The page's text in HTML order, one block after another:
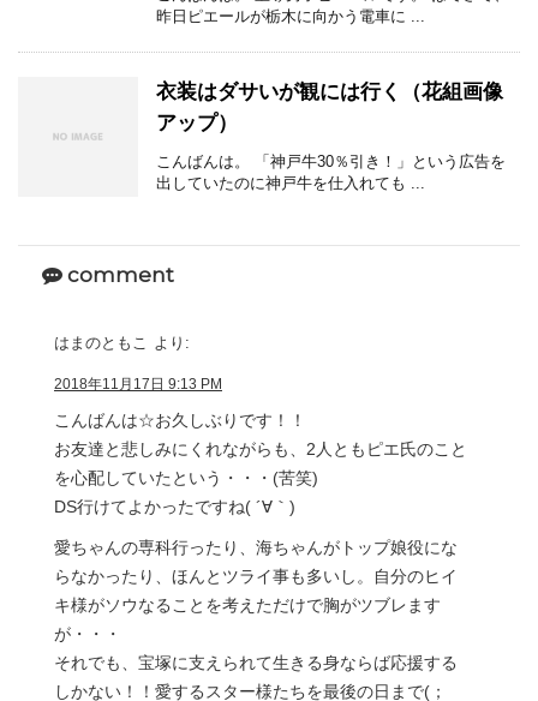
昨日ピエールが栃木に向かう電車に ...
衣装はダサいが観には行く（花組画像
アップ）
こんばんは。 「神戸牛30％引き！」という広告を
出していたのに神戸牛を仕入れても ...
comment
はまのともこ より:
2018年11月17日 9:13 PM
こんばんは☆お久しぶりです！！
お友達と悲しみにくれながらも、2人ともピエ氏のこと
を心配していたという・・・(苦笑)
DS行けてよかったですね( ´∀｀)
愛ちゃんの専科行ったり、海ちゃんがトップ娘役にな
らなかったり、ほんとツライ事も多いし。自分のヒイ
キ様がソウなることを考えただけで胸がツブレます
が・・・
それでも、宝塚に支えられて生きる身ならば応援する
しかない！！愛するスター様たちを最後の日まで(；